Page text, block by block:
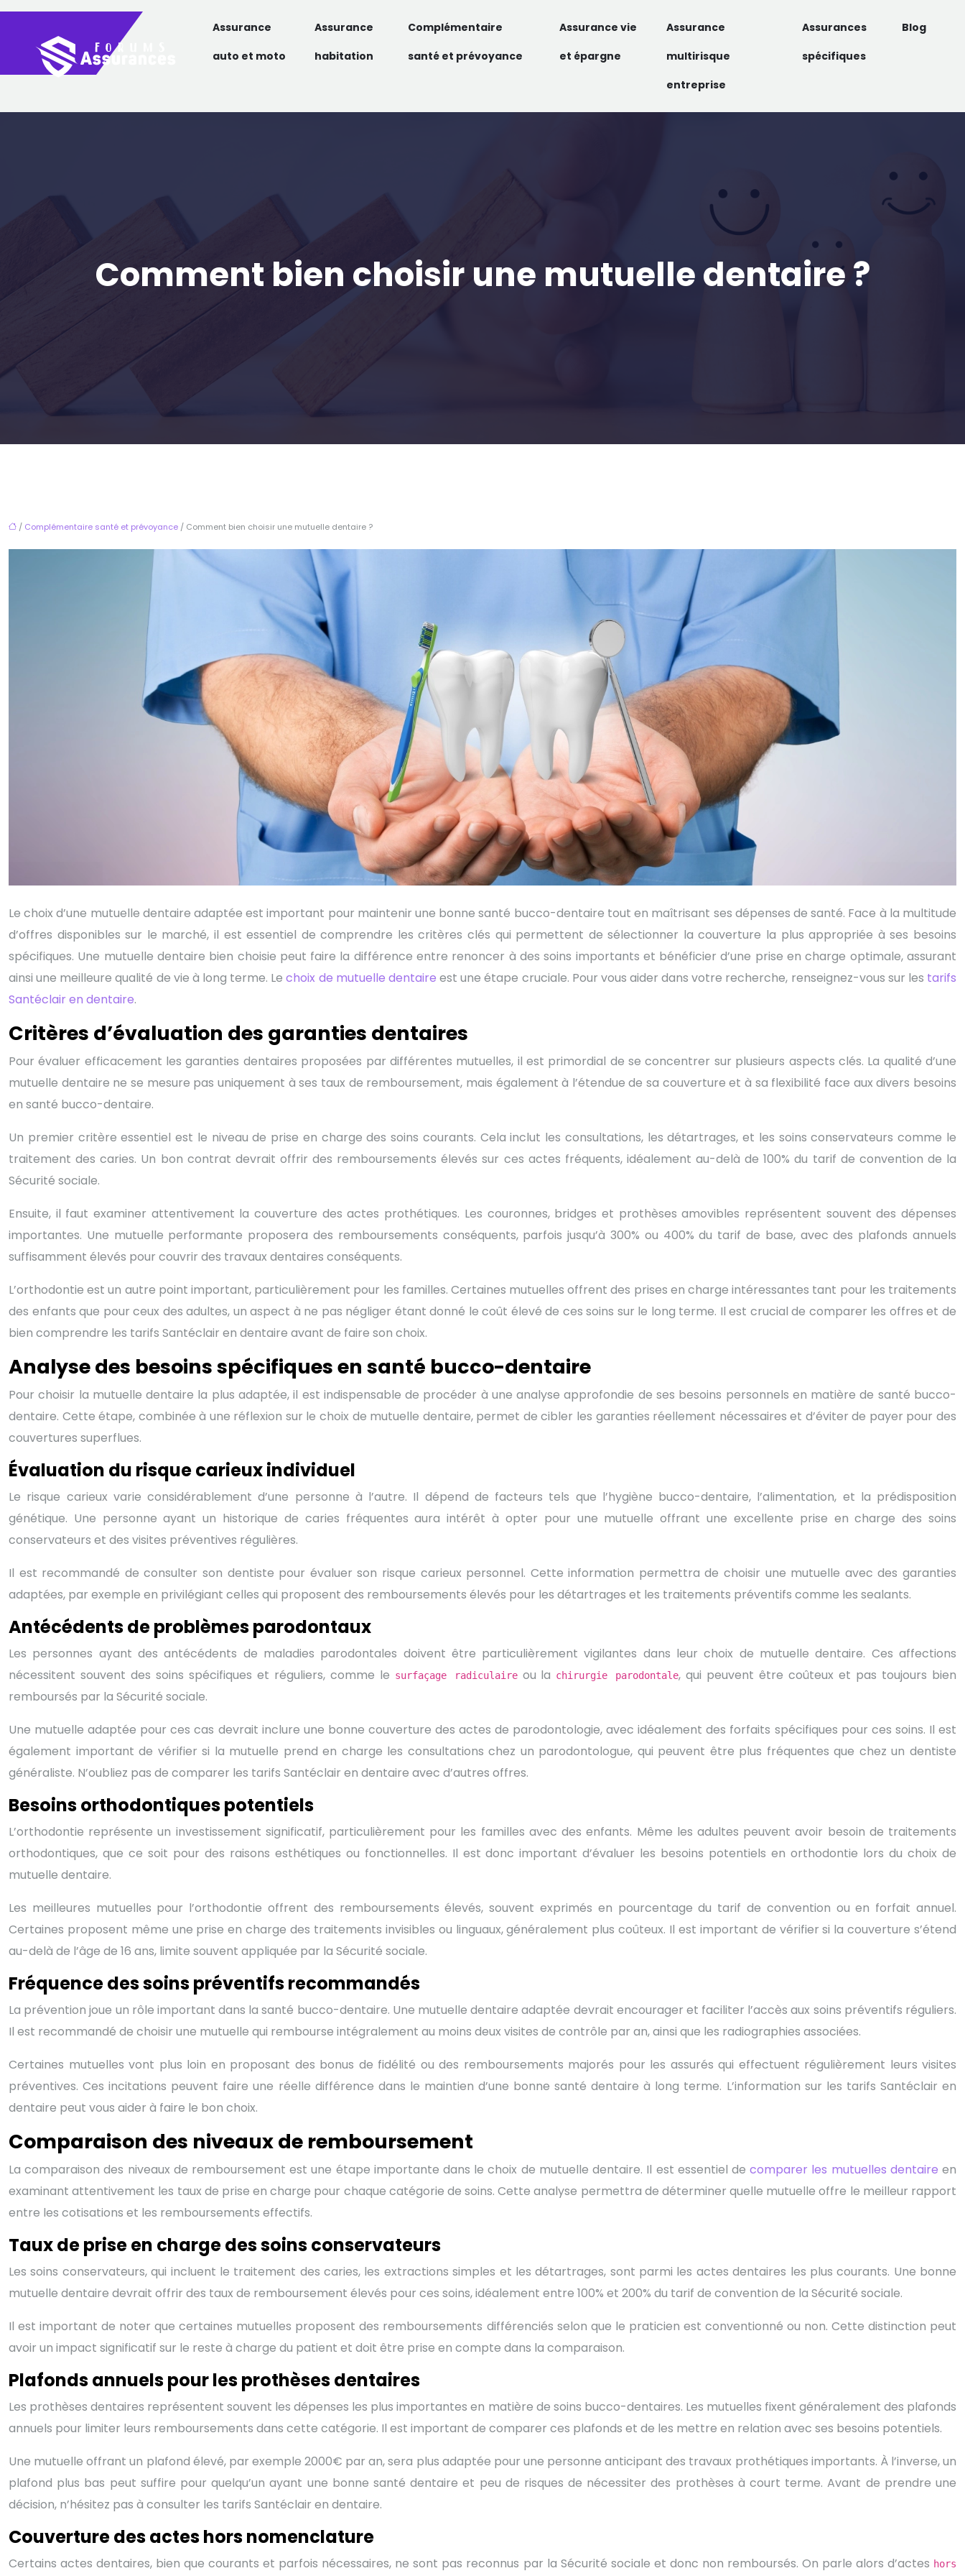
Assurance
auto et moto
Assurance
habitation
Complémentaire
santé et prévoyance
Assurance vie
et épargne
Assurance
multirisque
entreprise
Assurances
spécifiques
Blog
Comment bien choisir une mutuelle dentaire ?
/ Complémentaire santé et prévoyance / Comment bien choisir une mutuelle dentaire ?
Le choix d’une mutuelle dentaire adaptée est important pour maintenir une bonne santé bucco-dentaire tout en maîtrisant ses dépenses de santé. Face à la multitude
d’offres disponibles sur le marché, il est essentiel de comprendre les critères clés qui permettent de sélectionner la couverture la plus appropriée à ses besoins
spécifiques. Une mutuelle dentaire bien choisie peut faire la différence entre renoncer à des soins importants et bénéficier d’une prise en charge optimale, assurant
ainsi une meilleure qualité de vie à long terme. Lechoix de mutuelle dentaire est une étape cruciale. Pour vous aider dans votre recherche, renseignez-vous sur les tarifs
Santéclair en dentaire.
Critères d’évaluation des garanties dentaires
Pour évaluer efficacement les garanties dentaires proposées par différentes mutuelles, il est primordial de se concentrer sur plusieurs aspects clés. La qualité d’une
mutuelle dentaire ne se mesure pas uniquement à ses taux de remboursement, mais également à l’étendue de sa couverture et à sa flexibilité face aux divers besoins
en santé bucco-dentaire.
Un premier critère essentiel est le niveau de prise en charge des soins courants. Cela inclut les consultations, les détartrages, et les soins conservateurs comme le
traitement des caries. Un bon contrat devrait offrir des remboursements élevés sur ces actes fréquents, idéalement au-delà de 100% du tarif de convention de la
Sécurité sociale.
Ensuite, il faut examiner attentivement la couverture des actes prothétiques. Les couronnes, bridges et prothèses amovibles représentent souvent des dépenses
importantes. Une mutuelle performante proposera des remboursements conséquents, parfois jusqu’à 300% ou 400% du tarif de base, avec des plafonds annuels
suffisamment élevés pour couvrir des travaux dentaires conséquents.
L’orthodontie est un autre point important, particulièrement pour les familles. Certaines mutuelles offrent des prises en charge intéressantes tant pour les traitements
des enfants que pour ceux des adultes, un aspect à ne pas négliger étant donné le coût élevé de ces soins sur le long terme. Il est crucial de comparer les offres et de
bien comprendre les tarifs Santéclair en dentaire avant de faire son choix.
Analyse des besoins spécifiques en santé bucco-dentaire
Pour choisir la mutuelle dentaire la plus adaptée, il est indispensable de procéder à une analyse approfondie de ses besoins personnels en matière de santé bucco-
dentaire. Cette étape, combinée à une réflexion sur le choix de mutuelle dentaire, permet de cibler les garanties réellement nécessaires et d’éviter de payer pour des
couvertures superflues.
Évaluation du risque carieux individuel
Le risque carieux varie considérablement d’une personne à l’autre. Il dépend de facteurs tels que l’hygiène bucco-dentaire, l’alimentation, et la prédisposition
génétique. Une personne ayant un historique de caries fréquentes aura intérêt à opter pour une mutuelle offrant une excellente prise en charge des soins
conservateurs et des visites préventives régulières.
Il est recommandé de consulter son dentiste pour évaluer son risque carieux personnel. Cette information permettra de choisir une mutuelle avec des garanties
adaptées, par exemple en privilégiant celles qui proposent des remboursements élevés pour les détartrages et les traitements préventifs comme les sealants.
Antécédents de problèmes parodontaux
Les personnes ayant des antécédents de maladies parodontales doivent être particulièrement vigilantes dans leur choix de mutuelle dentaire. Ces affections
nécessitent souvent des soins spécifiques et réguliers, comme le surfaçage radiculaireou la chirurgie parodontale, qui peuvent être coûteux et pas toujours bien
remboursés par la Sécurité sociale.
Une mutuelle adaptée pour ces cas devrait inclure une bonne couverture des actes de parodontologie, avec idéalement des forfaits spécifiques pour ces soins. Il est
également important de vérifier si la mutuelle prend en charge les consultations chez un parodontologue, qui peuvent être plus fréquentes que chez un dentiste
généraliste. N’oubliez pas de comparer les tarifs Santéclair en dentaire avec d’autres offres.
Besoins orthodontiques potentiels
L’orthodontie représente un investissement significatif, particulièrement pour les familles avec des enfants. Même les adultes peuvent avoir besoin de traitements
orthodontiques, que ce soit pour des raisons esthétiques ou fonctionnelles. Il est donc important d’évaluer les besoins potentiels en orthodontie lors du choix de
mutuelle dentaire.
Les meilleures mutuelles pour l’orthodontie offrent des remboursements élevés, souvent exprimés en pourcentage du tarif de convention ou en forfait annuel.
Certaines proposent même une prise en charge des traitements invisibles ou linguaux, généralement plus coûteux. Il est important de vérifier si la couverture s’étend
au-delà de l’âge de 16 ans, limite souvent appliquée par la Sécurité sociale.
Fréquence des soins préventifs recommandés
La prévention joue un rôle important dans la santé bucco-dentaire. Une mutuelle dentaire adaptée devrait encourager et faciliter l’accès aux soins préventifs réguliers.
Il est recommandé de choisir une mutuelle qui rembourse intégralement au moins deux visites de contrôle par an, ainsi que les radiographies associées.
Certaines mutuelles vont plus loin en proposant des bonus de fidélité ou des remboursements majorés pour les assurés qui effectuent régulièrement leurs visites
préventives. Ces incitations peuvent faire une réelle différence dans le maintien d’une bonne santé dentaire à long terme. L’information sur les tarifs Santéclair en
dentaire peut vous aider à faire le bon choix.
Comparaison des niveaux de remboursement
La comparaison des niveaux de remboursement est une étape importante dans le choix de mutuelle dentaire. Il est essentiel decomparer les mutuelles dentaire en
examinant attentivement les taux de prise en charge pour chaque catégorie de soins. Cette analyse permettra de déterminer quelle mutuelle offre le meilleur rapport
entre les cotisations et les remboursements effectifs.
Taux de prise en charge des soins conservateurs
Les soins conservateurs, qui incluent le traitement des caries, les extractions simples et les détartrages, sont parmi les actes dentaires les plus courants. Une bonne
mutuelle dentaire devrait offrir des taux de remboursement élevés pour ces soins, idéalement entre 100% et 200% du tarif de convention de la Sécurité sociale.
Il est important de noter que certaines mutuelles proposent des remboursements différenciés selon que le praticien est conventionné ou non. Cette distinction peut
avoir un impact significatif sur le reste à charge du patient et doit être prise en compte dans la comparaison.
Plafonds annuels pour les prothèses dentaires
Les prothèses dentaires représentent souvent les dépenses les plus importantes en matière de soins bucco-dentaires. Les mutuelles fixent généralement des plafonds
annuels pour limiter leurs remboursements dans cette catégorie. Il est important de comparer ces plafonds et de les mettre en relation avec ses besoins potentiels.
Une mutuelle offrant un plafond élevé, par exemple 2000€ par an, sera plus adaptée pour une personne anticipant des travaux prothétiques importants. À l’inverse, un
plafond plus bas peut suffire pour quelqu’un ayant une bonne santé dentaire et peu de risques de nécessiter des prothèses à court terme. Avant de prendre une
décision, n’hésitez pas à consulter les tarifs Santéclair en dentaire.
Couverture des actes hors nomenclature
Certains actes dentaires, bien que courants et parfois nécessaires, ne sont pas reconnus par la Sécurité sociale et donc non remboursés. On parle alors d’actes hors